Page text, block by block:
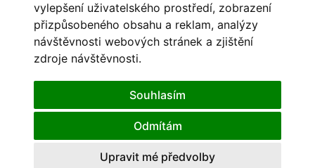
vylepšení uživatelského prostředí, zobrazení
přizpůsobeného obsahu a reklam, analýzy
návštěvnosti webových stránek a zjištění
zdroje návštěvnosti.
Souhlasím
Odmítám
Upravit mé předvolby
<< 2023
>>
Po
Út St Čt Pá So
2
3 4
9
10 11 12 13 14
15
19